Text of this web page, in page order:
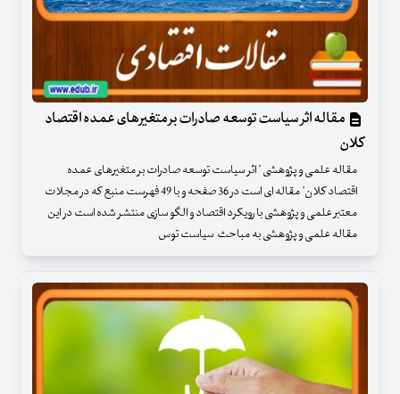
مقاله اثر سیاست‏ توسعه صادرات بر متغیرهای عمده اقتصاد
کلان
مقاله علمی و پژوهشی " اثر سیاست‏ توسعه صادرات بر متغیرهای عمده
اقتصاد کلان" مقاله ای است در 36 صفحه و با 49 فهرست منبع که در مجلات
معتبر علمی و پژوهشی با رویکرد اقتصاد و الگو سازی منتشر شده است در این
مقاله علمی و پژوهشی به مباحث سیاست توس